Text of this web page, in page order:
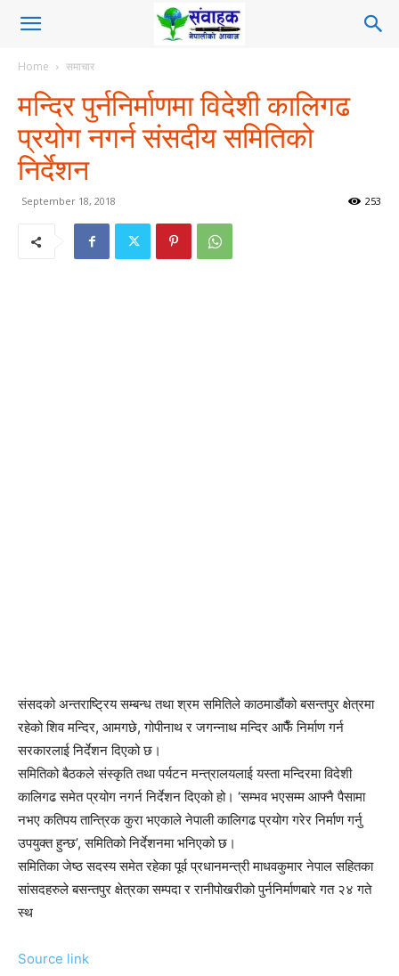
Home समाचार
मन्दिर पुर्ननिर्माणमा विदेशी कालिगढ
प्रयोग नगर्न संसदीय समितिको
निर्देशन
September 18, 2018 253
संसदको अन्तराष्ट्रिय सम्बन्ध तथा श्रम समितिले काठमाडौंको बसन्तपुर क्षेत्रमा
रहेको शिव मन्दिर, आमगछे, गोपीनाथ र जगन्नाथ मन्दिर आफैँ निर्माण गर्न
सरकारलाई निर्देशन दिएको छ।
समितिको बैठकले संस्कृति तथा पर्यटन मन्त्रालयलाई यस्ता मन्दिरमा विदेशी
कालिगढ समेत प्रयोग नगर्न निर्देशन दिएको हो। ‘सम्भव भएसम्म आफ्नै पैसामा
नभए कतिपय तान्त्रिक कुरा भएकाले नेपाली कालिगढ प्रयोग गरेर निर्माण गर्नु
उपयुक्त हुन्छ’, समितिको निर्देशनमा भनिएको छ।
समितिका जेष्ठ सदस्य समेत रहेका पूर्व प्रधानमन्त्री माधवकुमार नेपाल सहितका
सांसदहरुले बसन्तपुर क्षेत्रका सम्पदा र रानीपोखरीको पुर्ननिर्माणबारे गत २४ गते
स्थ
Source link